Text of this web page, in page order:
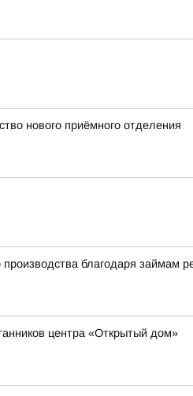
нового приёмного отделения
производства благодаря займам
центра «Открытый дом»